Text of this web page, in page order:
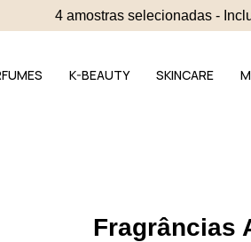
4 amostras selecionadas -
K-BEAUTY SKINCARE
Fragrâncias